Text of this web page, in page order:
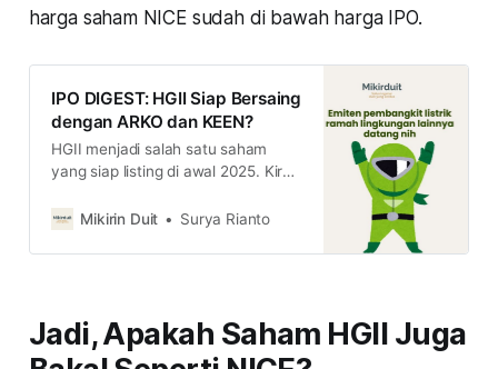
harga saham NICE sudah di bawah harga IPO.
IPO DIGEST: HGII Siap Bersaing
dengan ARKO dan KEEN?
HGII menjadi salah satu saham
yang siap listing di awal 2025. Kira-
punya bisnis pembangkit listrik
Mikirin Duit Surya Rianto
Jadi, Apakah Saham HGII Juga